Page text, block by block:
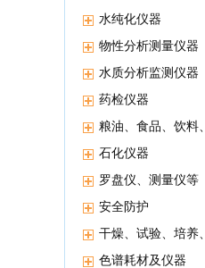
用仪器水纯化仪器
物性分析测量仪器
水质分析监测仪器
药检仪器
粮油、食品、饮料
等分析仪器
石化仪器
罗盘仪、测量仪等
安全防护
干燥、试验、培养
保存等高低温恒温设备
色谱耗材及仪器